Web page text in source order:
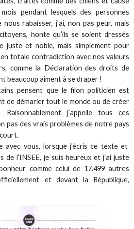
pendant lesquels des personnes
rabaisser, j’ai, non pas peur, mais
honte qu’ils se soient dressés
juste et noble, mais simplement pour
totale contradiction avec nos valeurs
comme la Déclaration des droits de
beaucoup aiment à se draper !
pensent que le filon politicien est
de démarier tout le monde ou de créer
j’appelle tous ces
pas des vrais problèmes de notre pays
avec vous, lorsque j’écris ce texte et
de l’INSEE, je suis heureux et j’ai juste
comme celui de 17.499 autres
et devant la République,